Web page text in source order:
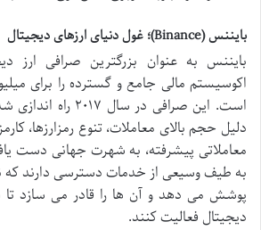
بایننس (Binance)؛ غول دنیای ارزهای دیجیتال
بایننس به عنوان بزرگترین صرافی ارز
اکوسیستم مالی جامع و گسترده را برای
است. این صرافی در
دلیل حجم بالای معاملات، تنوع رمزارزها،
معاملاتی پیشرفته، به شهرت جهانی دست
به طیف وسیعی از خدمات دسترسی دارند که
پوشش می دهد و آن ها را قادر می سازد تا
دیجیتال فعالیت کنند.